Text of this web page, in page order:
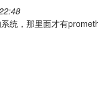
统，那里面才有